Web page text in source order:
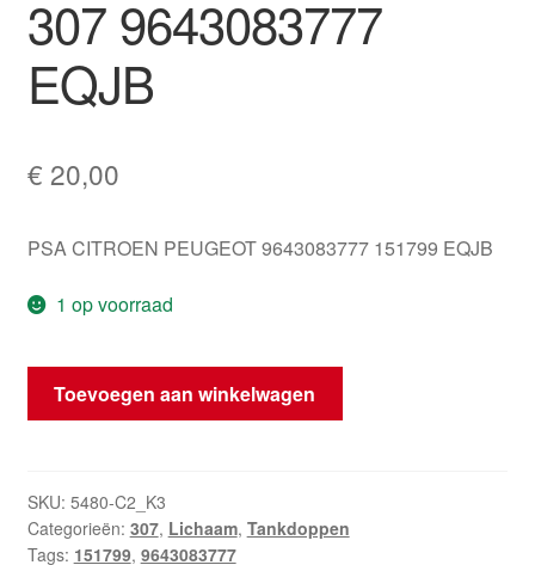
307 9643083777
EQJB
€ 20,00
PSA CITROEN PEUGEOT 9643083777 151799 EQJB
1 op voorraad
deksel
307
9643083777
EQJB
Toevoegen aan winkelwagen
SKU: 5480-C2_K3
Categorieën: 307, Lichaam, Tankdoppen
Tags: 151799, 9643083777